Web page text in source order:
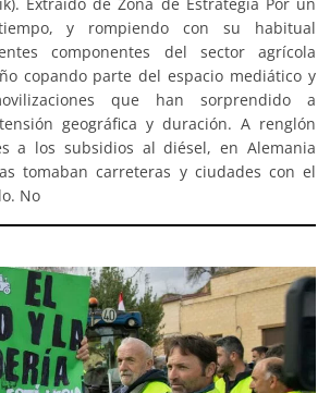
y rompiendo con su habitual
componentes del sector agrícola
copando parte del espacio mediático y
que han sorprendido a
geográfica y duración. A renglón
a los subsidios al diésel, en Alemania
tomaban carreteras y ciudades con el
No